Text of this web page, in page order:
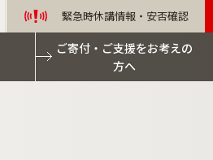
緊急時休講情報・安否確認
ご寄付・ご支援をお考えの
方へ